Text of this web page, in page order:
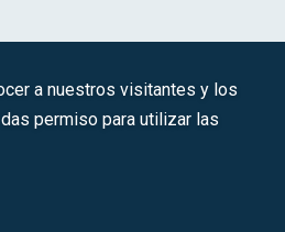
CONTACTO
a nuestros visitantes y los
permiso para utilizar las